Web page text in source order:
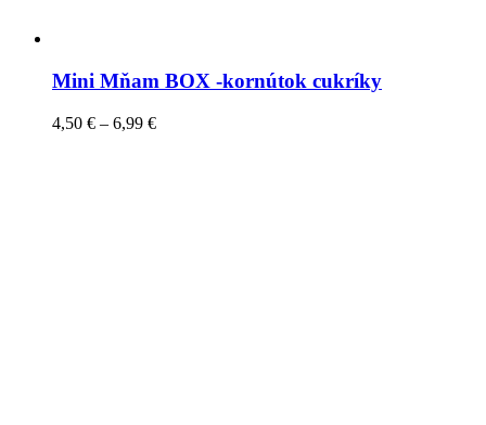
Mini Mňam BOX -kornútok cukríky
4,50 € – 6,99 €